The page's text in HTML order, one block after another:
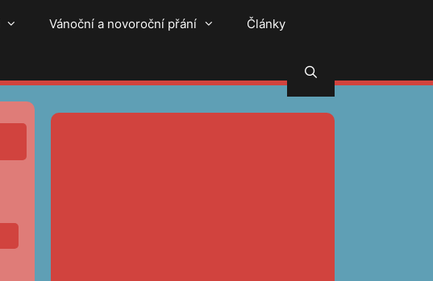
Vánoční a novoroční přání Články